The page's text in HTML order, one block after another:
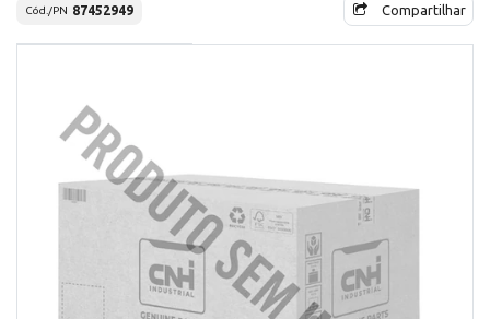
Cód./PN 87452949 Compartilhar